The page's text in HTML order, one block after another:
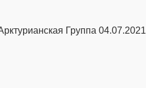
Группа 04.07.2021